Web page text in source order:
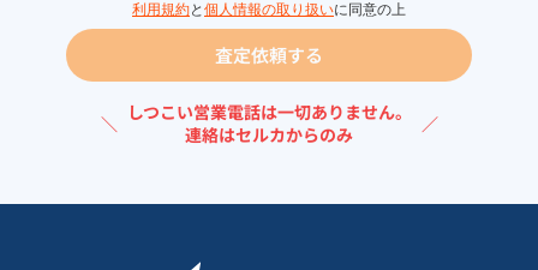
利用規約と 個人情報の取り扱いに同意の上
査定依頼する
＼ しつこい営業電話は一切ありません。
連絡はセルカからのみ
／